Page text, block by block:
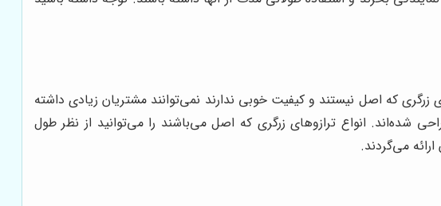
زرگری که اصل نیستند و کیفیت خوبی ندارند نمی‌توانند مشتریان زیادی داشته
شده‌اند. انواع ترازوهای زرگری که اصل می‌باشند را می‌توانید از نظر طول
می‌گردند.